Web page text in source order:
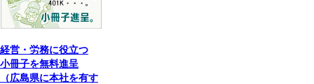
経営・労務に役立つ
小冊子を無料進呈
（広島県に本社を有す